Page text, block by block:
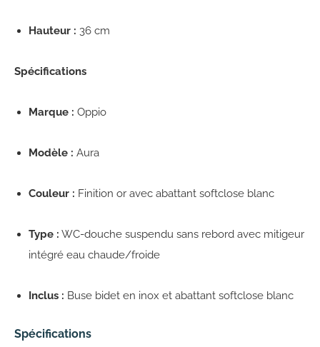
Hauteur : 36 cm
Spécifications
Marque : Oppio
Modèle : Aura
Couleur : Finition or avec abattant softclose blanc
Type : WC-douche suspendu sans rebord avec mitigeur
intégré eau chaude/froide
Inclus : Buse bidet en inox et abattant softclose blanc
Spécifications